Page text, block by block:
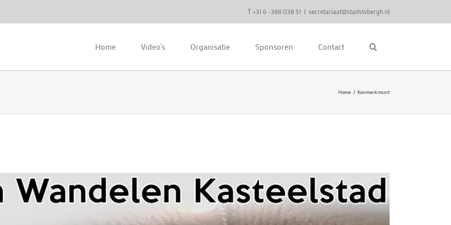
T +31 6 -388 038 51 | secretariaat@stadstvbergh.nl
Home Video’s Organisatie Sponsoren Contact
Home Kenmerk:munt